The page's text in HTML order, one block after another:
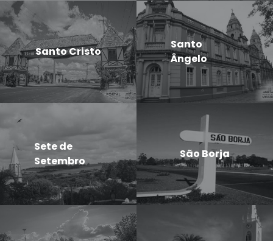
Santo Cristo
Santo
Ângelo
Sete de
Setembro
São Borja